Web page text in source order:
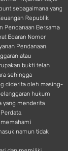
sebagaimana yang
Republik
Pendanaan Bersama
Edaran Nomor
Pendanaan
atau
bukti telah
sehingga
diderita oleh masing-
hukum
yang menderita
namun tidak